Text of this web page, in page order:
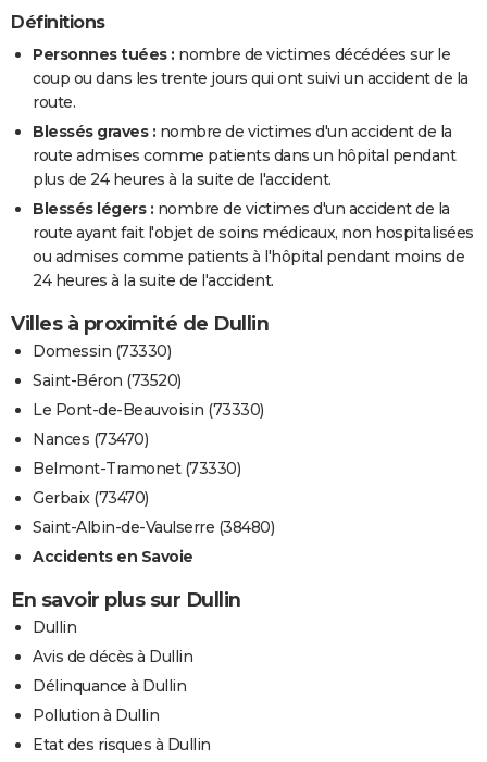
Définitions
Personnes tuées : nombre de victimes décédées sur le
coup ou dans les trente jours qui ont suivi un accident de la
route.
Blessés graves : nombre de victimes d'un accident de la
route admises comme patients dans un hôpital pendant
plus de 24 heures à la suite de l'accident.
Blessés légers : nombre de victimes d'un accident de la
route ayant fait l'objet de soins médicaux, non hospitalisées
ou admises comme patients à l'hôpital pendant moins de
24 heures à la suite de l'accident.
Villes à proximité de Dullin
Domessin (73330)
Saint-Béron (73520)
Le Pont-de-Beauvoisin (73330)
Nances (73470)
Belmont-Tramonet (73330)
Gerbaix (73470)
Saint-Albin-de-Vaulserre (38480)
Accidents en Savoie
En savoir plus sur Dullin
Dullin
Avis de décès à Dullin
Délinquance à Dullin
Pollution à Dullin
Etat des risques à Dullin